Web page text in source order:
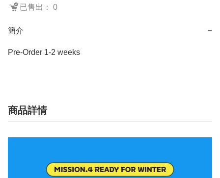
已售出： 0
簡介 −
Pre-Order 1-2 weeks
商品詳情